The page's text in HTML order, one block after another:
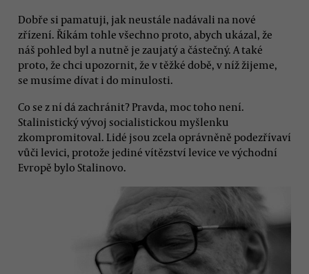
Dobře si pamatuji, jak neustále nadávali na nové
zřízení. Říkám tohle všechno proto, abych ukázal, že
náš pohled byl a nutně je zaujatý a částečný. A také
proto, že chci upozornit, že v těžké době, v níž žijeme,
se musíme dívat i do minulosti.
Co se z ní dá zachránit? Pravda, moc toho není.
Stalinistický vývoj socialistickou myšlenku
zkompromitoval. Lidé jsou zcela oprávněně podezřívaví
vůči levici, protože jediné vítězství levice ve východní
Evropě bylo Stalinovo.